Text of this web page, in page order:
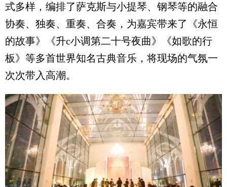
式多样，编排了萨克斯与小提琴、钢琴等的融合
协奏、独奏、重奏、合奏，为嘉宾带来了《永恒
的故事》《升c小调第二十号夜曲》《如歌的行
板》等多首世界知名古典音乐，将现场的气氛一
次次带入高潮。